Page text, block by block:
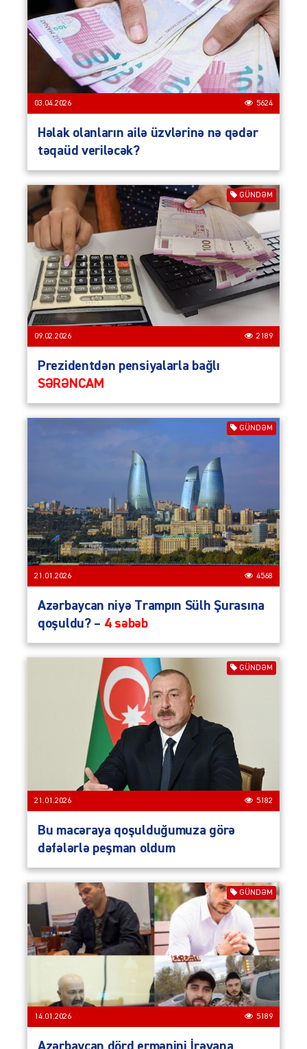
03.04.2026 5624
Həlak olanların ailə üzvlərinə nə qədər
təqaüd veriləcək?
GÜNDƏM
09.02.2026 2189
Prezidentdən pensiyalarla bağlı
SƏRƏNCAM
GÜNDƏM
21.01.2026 4568
Azərbaycan niyə Trampın Sülh Şurasına
qoşuldu? – 4 səbəb
GÜNDƏM
21.01.2026 5182
Bu macəraya qoşulduğumuza görə
dəfələrlə peşman oldum
GÜNDƏM
14.01.2026 5189